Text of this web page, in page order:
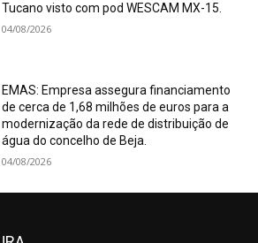
Tucano visto com pod WESCAM MX-15.
04/08/2026
EMAS: Empresa assegura financiamento
de cerca de 1,68 milhões de euros para a
modernização da rede de distribuição de
água do concelho de Beja.
04/08/2026